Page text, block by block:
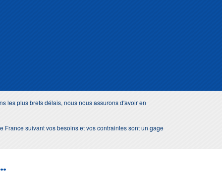
les plus brefs délais, nous nous assurons d'avoir en
France suivant vos besoins et vos contraintes sont un gage